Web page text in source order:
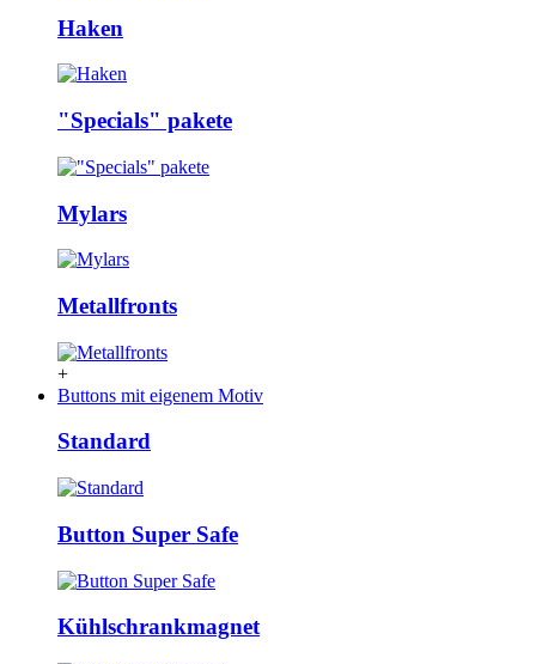
Haken
"Specials" pakete
Mylars
Metallfronts
+
Buttons mit eigenem Motiv
Standard
Button Super Safe
Kühlschrankmagnet